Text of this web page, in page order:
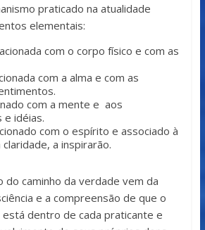
praticado na atualidade
elementais:
com o corpo físico e com as
com a alma e com as
com a mente e aos
e idéias.
com o espírito e associado à
claridade, a inspirarão.
do caminho da verdade vem da
e a compreensão de que o
dentro de cada praticante e